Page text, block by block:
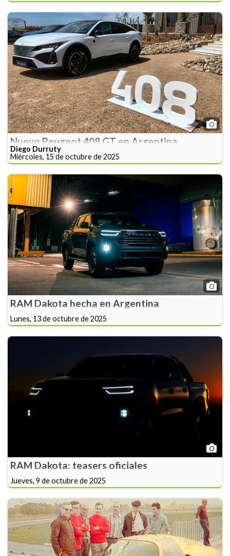
Nuevo Peugeot 408 GT en Argentina
Diego Durruty
Miércoles, 15 de octubre de 2025
RAM Dakota hecha en Argentina
Lunes, 13 de octubre de 2025
RAM Dakota: teasers oficiales
Jueves, 9 de octubre de 2025